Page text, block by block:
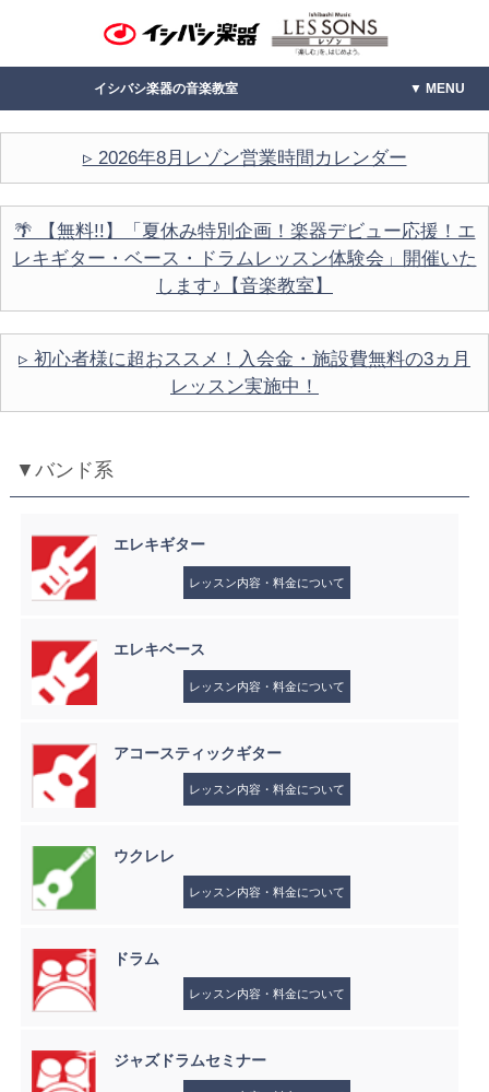
イシバシ楽器の音楽教室 MENU
▹ 2026年8月レゾン営業時間カレンダー
🌴 【無料!!】「夏休み特別企画！楽器デビュー応援！エ
レキギター・ベース・ドラムレッスン体験会」開催いた
します♪【音楽教室】
▹ 初心者様に超おススメ！入会金・施設費無料の3ヵ月
レッスン実施中！
▼バンド系
エレキギター
レッスン内容・料金について
エレキベース
レッスン内容・料金について
アコースティックギター
レッスン内容・料金について
ウクレレ
レッスン内容・料金について
ドラム
レッスン内容・料金について
ジャズドラムセミナー